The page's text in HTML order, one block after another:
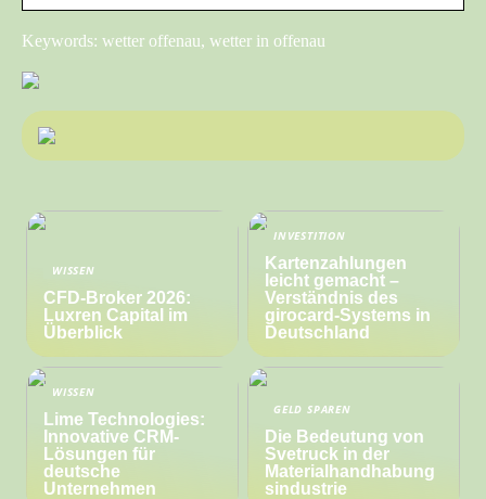
Keywords: wetter offenau, wetter in offenau
WISSEN
CFD-Broker 2026:
Luxren Capital im
Überblick
INVESTITION
Kartenzahlungen
leicht gemacht –
Verständnis des
girocard-Systems in
Deutschland
WISSEN
Lime Technologies:
Innovative CRM-
Lösungen für
deutsche
Unternehmen
GELD SPAREN
Die Bedeutung von
Svetruck in der
Materialhandhabung
sindustrie